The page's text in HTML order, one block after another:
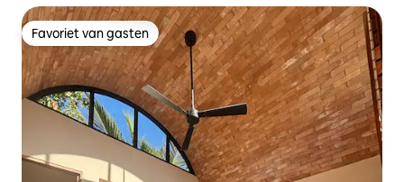
Favoriet van gasten
Favoriet van gasten